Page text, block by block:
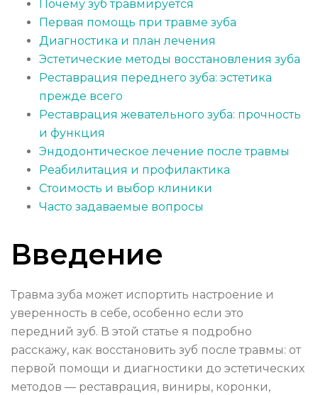
Почему зуб травмируется
Первая помощь при травме зуба
Диагностика и план лечения
Эстетические методы восстановления зуба
Реставрация переднего зуба: эстетика
прежде всего
Реставрация жевательного зуба: прочность
и функция
Эндодонтическое лечение после травмы
Реабилитация и профилактика
Стоимость и выбор клиники
Часто задаваемые вопросы
Введение
Травма зуба может испортить настроение и
уверенность в себе, особенно если это
передний зуб. В этой статье я подробно
расскажу, как восстановить зуб после травмы: от
первой помощи и диагностики до эстетических
методов — реставрация, виниры, коронки,